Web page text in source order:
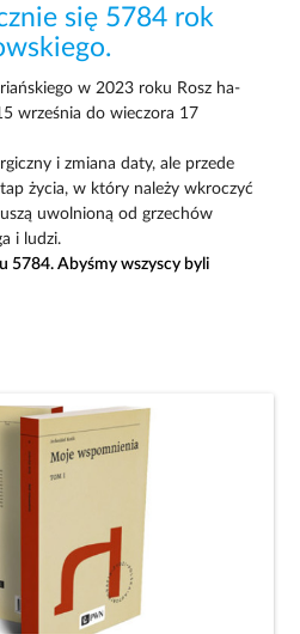
się 5784 rok
w 2023 roku Rosz ha-
września do wieczora 17
i zmiana daty, ale przede
życia, w który należy wkroczyć
uwolnioną od grzechów
i ludzi.
5784. Abyśmy wszyscy byli